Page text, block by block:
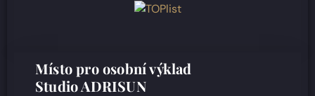
Místo pro osobní výklad
Studio ADRISUN